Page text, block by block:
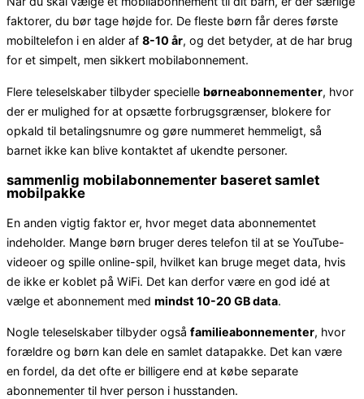
faktorer, du bør tage højde for. De fleste børn får deres første
mobiltelefon i en alder af 8-10 år, og det betyder, at de har brug
for et simpelt, men sikkert mobilabonnement.
Flere teleselskaber tilbyder specielle børneabonnementer, hvor
der er mulighed for at opsætte forbrugsgrænser, blokere for
opkald til betalingsnumre og gøre nummeret hemmeligt, så
barnet ikke kan blive kontaktet af ukendte personer.
sammenlig mobilabonnementer baseret samlet
mobilpakke
En anden vigtig faktor er, hvor meget data abonnementet
indeholder. Mange børn bruger deres telefon til at se YouTube-
videoer og spille online-spil, hvilket kan bruge meget data, hvis
de ikke er koblet på WiFi. Det kan derfor være en god idé at
vælge et abonnement med mindst 10-20 GB data.
Nogle teleselskaber tilbyder også familieabonnementer, hvor
forældre og børn kan dele en samlet datapakke. Det kan være
en fordel, da det ofte er billigere end at købe separate
abonnementer til hver person i husstanden.